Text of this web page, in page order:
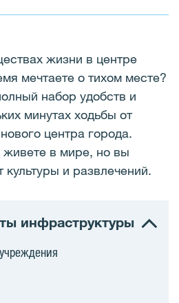
жизни в центре
мечтаете о тихом месте?
набор удобств и
минутах ходьбы от
центра города.
в мире, но вы
культуры и развлечений.
инфраструктуры